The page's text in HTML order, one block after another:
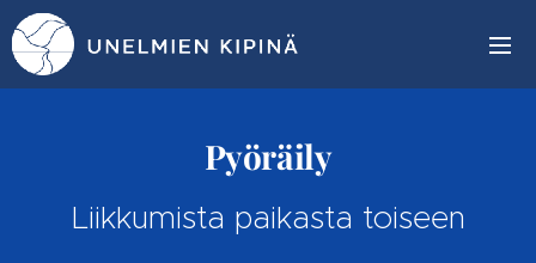
Pyöräily
Liikkumista paikasta toiseen